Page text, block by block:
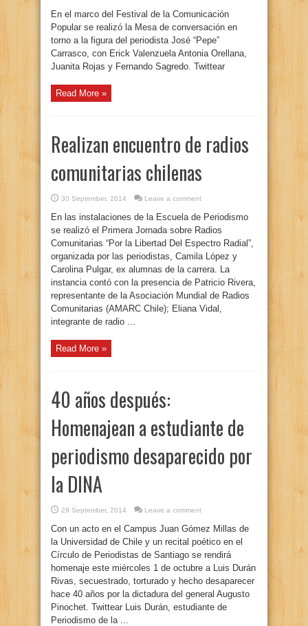
En el marco del Festival de la Comunicación
Popular se realizó la Mesa de conversación en
torno a la figura del periodista José “Pepe”
Carrasco, con Erick Valenzuela Antonia Orellana,
Juanita Rojas y Fernando Sagredo. Twittear
Read More »
Realizan encuentro de radios
comunitarias chilenas
30 September, 2014 Leave a comment
En las instalaciones de la Escuela de Periodismo
se realizó el Primera Jornada sobre Radios
Comunitarias “Por la Libertad Del Espectro Radial”,
organizada por las periodistas, Camila López y
Carolina Pulgar, ex alumnas de la carrera. La
instancia contó con la presencia de Patricio Rivera,
representante de la Asociación Mundial de Radios
Comunitarias (AMARC Chile); Eliana Vidal,
integrante de radio ...
Read More »
40 años después:
Homenajean a estudiante de
periodismo desaparecido por
la DINA
29 September, 2014 Leave a comment
Con un acto en el Campus Juan Gómez Millas de
la Universidad de Chile y un recital poético en el
Círculo de Periodistas de Santiago se rendirá
homenaje este miércoles 1 de octubre a Luis Durán
Rivas, secuestrado, torturado y hecho desaparecer
hace 40 años por la dictadura del general Augusto
Pinochet. Twittear Luis Durán, estudiante de
Periodismo de la ...